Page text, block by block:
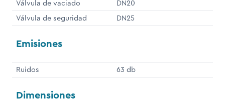
Válvula de vaciado
DN20
Válvula de seguridad
DN25
Emisiones
Ruidos 63 db
Dimensiones